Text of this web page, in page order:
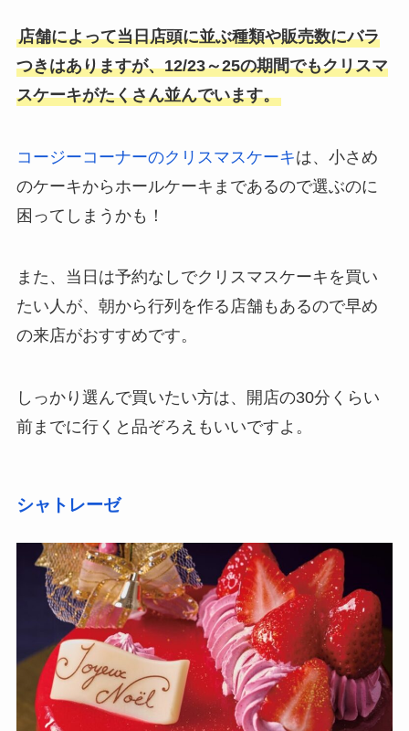
店舗によって当日店頭に並ぶ種類や販売数にバラ
つきはありますが、12/23～25の期間でもクリスマ
スケーキがたくさん並んでいます。
コージーコーナーのクリスマスケーキは、小さめ
のケーキからホールケーキまであるので選ぶのに
困ってしまうかも！
また、当日は予約なしでクリスマスケーキを買い
たい人が、朝から行列を作る店舗もあるので早め
の来店がおすすめです。
しっかり選んで買いたい方は、開店の30分くらい
前までに行くと品ぞろえもいいですよ。
シャトレーゼ